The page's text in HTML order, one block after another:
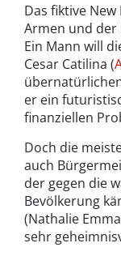
Das fiktive
Armen und der
Ein Mann will
Cesar Catilina (
er ein
finanziellen
Doch die
auch
der gegen die
Bevölkerung
(Nathalie
sehr